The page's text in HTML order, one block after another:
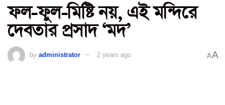
ফল-ফুল-মিষ্টি নয়, এই মন্দিরে
দেবতার প্রসাদ ‘মদ’
by administrator 2 years ago AA